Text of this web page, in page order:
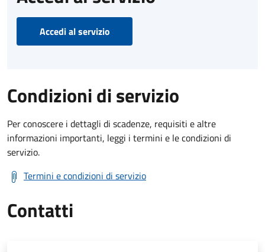
Accedi al servizio
Condizioni di servizio
Per conoscere i dettagli di scadenze, requisiti e altre
informazioni importanti, leggi i termini e le condizioni di
servizio.
Termini e condizioni di servizio
Contatti